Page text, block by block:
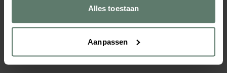
Alles toestaan
Aanpassen
Suikerpot-deksel Mont Blanc uni 200cc